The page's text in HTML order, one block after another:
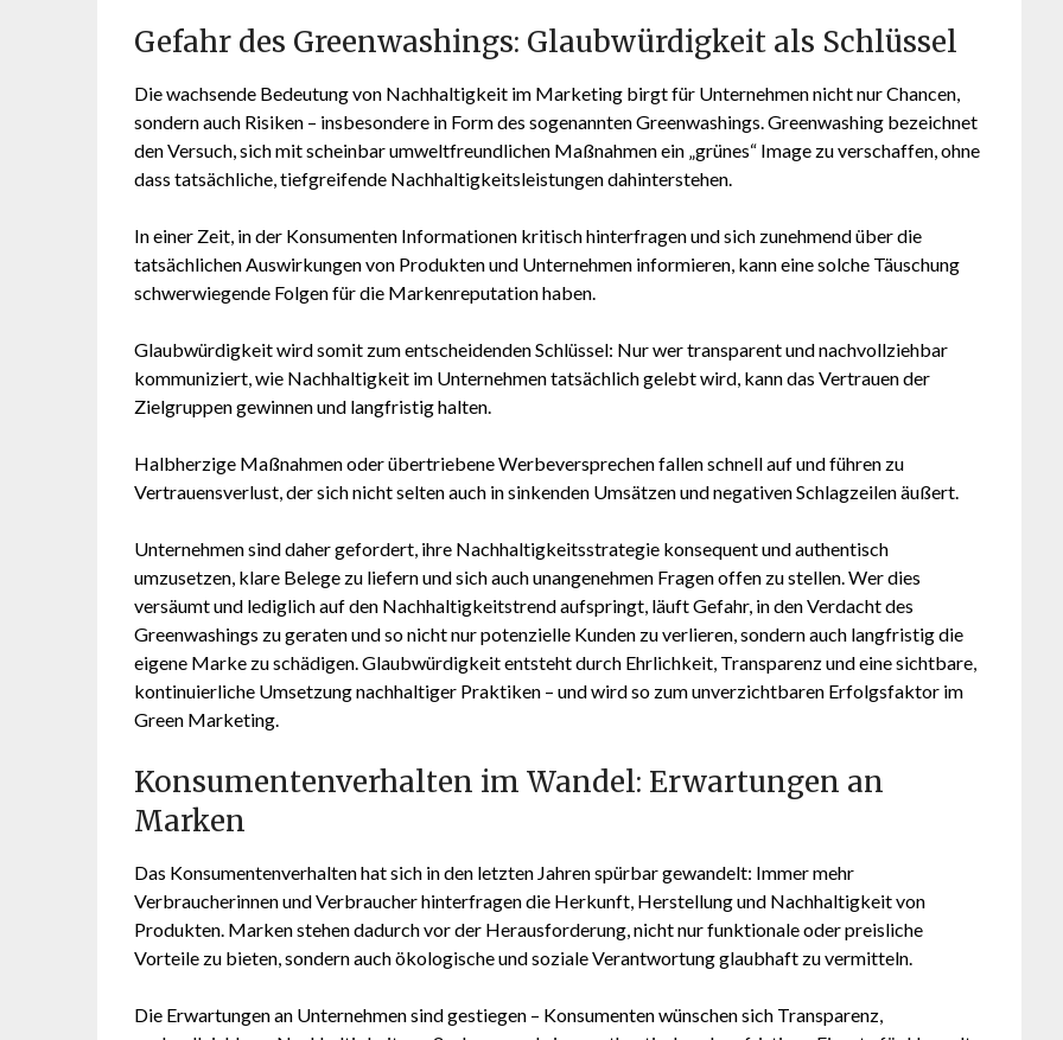
Gefahr des Greenwashings: Glaubwürdigkeit als Schlüssel
Die wachsende Bedeutung von Nachhaltigkeit im Marketing birgt für Unternehmen nicht nur Chancen,
sondern auch Risiken – insbesondere in Form des sogenannten Greenwashings. Greenwashing bezeichnet
den Versuch, sich mit scheinbar umweltfreundlichen Maßnahmen ein „grünes“ Image zu verschaffen, ohne
dass tatsächliche, tiefgreifende Nachhaltigkeitsleistungen dahinterstehen.
In einer Zeit, in der Konsumenten Informationen kritisch hinterfragen und sich zunehmend über die
tatsächlichen Auswirkungen von Produkten und Unternehmen informieren, kann eine solche Täuschung
schwerwiegende Folgen für die Markenreputation haben.
Glaubwürdigkeit wird somit zum entscheidenden Schlüssel: Nur wer transparent und nachvollziehbar
kommuniziert, wie Nachhaltigkeit im Unternehmen tatsächlich gelebt wird, kann das Vertrauen der
Zielgruppen gewinnen und langfristig halten.
Halbherzige Maßnahmen oder übertriebene Werbeversprechen fallen schnell auf und führen zu
Vertrauensverlust, der sich nicht selten auch in sinkenden Umsätzen und negativen Schlagzeilen äußert.
Unternehmen sind daher gefordert, ihre Nachhaltigkeitsstrategie konsequent und authentisch
umzusetzen, klare Belege zu liefern und sich auch unangenehmen Fragen offen zu stellen. Wer dies
versäumt und lediglich auf den Nachhaltigkeitstrend aufspringt, läuft Gefahr, in den Verdacht des
Greenwashings zu geraten und so nicht nur potenzielle Kunden zu verlieren, sondern auch langfristig die
eigene Marke zu schädigen. Glaubwürdigkeit entsteht durch Ehrlichkeit, Transparenz und eine sichtbare,
kontinuierliche Umsetzung nachhaltiger Praktiken – und wird so zum unverzichtbaren Erfolgsfaktor im
Green Marketing.
Konsumentenverhalten im Wandel: Erwartungen an
Marken
Das Konsumentenverhalten hat sich in den letzten Jahren spürbar gewandelt: Immer mehr
Verbraucherinnen und Verbraucher hinterfragen die Herkunft, Herstellung und Nachhaltigkeit von
Produkten. Marken stehen dadurch vor der Herausforderung, nicht nur funktionale oder preisliche
Vorteile zu bieten, sondern auch ökologische und soziale Verantwortung glaubhaft zu vermitteln.
Die Erwartungen an Unternehmen sind gestiegen – Konsumenten wünschen sich Transparenz,